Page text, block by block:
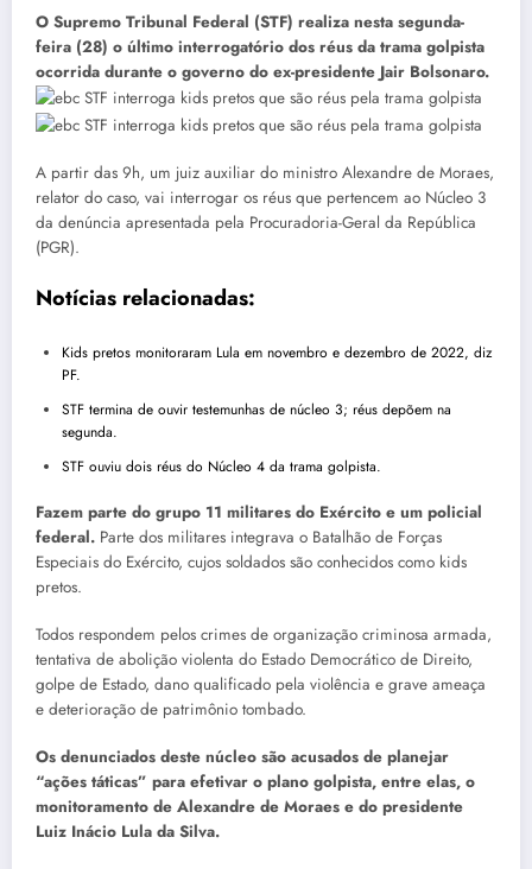
O Supremo Tribunal Federal (STF) realiza nesta segunda-
feira (28) o último interrogatório dos réus da trama golpista
ocorrida durante o governo do ex-presidente Jair Bolsonaro.
A partir das 9h, um juiz auxiliar do ministro Alexandre de Moraes,
relator do caso, vai interrogar os réus que pertencem ao Núcleo 3
da denúncia apresentada pela Procuradoria-Geral da República
(PGR).
Notícias relacionadas:
Kids pretos monitoraram Lula em novembro e dezembro de 2022, diz
PF.
STF termina de ouvir testemunhas de núcleo 3; réus depõem na
segunda.
STF ouviu dois réus do Núcleo 4 da trama golpista.
Fazem parte do grupo 11 militares do Exército e um policial
federal. Parte dos militares integrava o Batalhão de Forças
Especiais do Exército, cujos soldados são conhecidos como kids
pretos.
Todos respondem pelos crimes de organização criminosa armada,
tentativa de abolição violenta do Estado Democrático de Direito,
golpe de Estado, dano qualificado pela violência e grave ameaça
e deterioração de patrimônio tombado.
Os denunciados deste núcleo são acusados de planejar
“ações táticas” para efetivar o plano golpista, entre elas, o
monitoramento de Alexandre de Moraes e do presidente
Luiz Inácio Lula da Silva.